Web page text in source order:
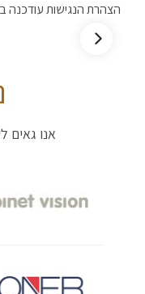
הצהרת הנגישות עודכנה ביום:
אנו גאים